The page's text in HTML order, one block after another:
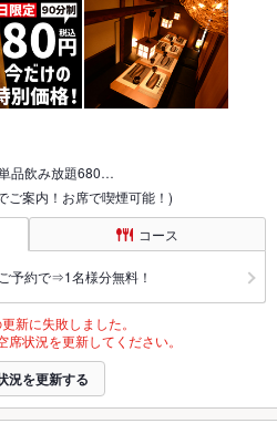
品飲み放題680…
ご案内！お席で喫煙可能！)
コース
予約で⇒1名様分無料！
新に失敗しました。
状況を更新してください。
況を更新する